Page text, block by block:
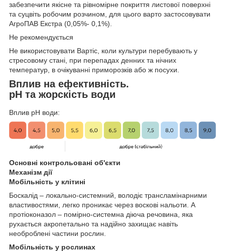
забезпечити якісне та рівномірне покриття листової поверхні
та суцвіть робочим розчином, для цього варто застосовувати
АгроПАВ Екстра (0,05%- 0,1%).
Не рекомендується
Не використовувати Вартіс, коли культури перебувають у
стресовому стані, при перепадах денних та нічних
температур, в очікуванні приморозків або ж посухи.
Вплив на ефективність.
pH та жорскість води
Вплив рH води:
Основні контрольовані об'єкти
Механізм дії
Мобільність у клітині
Боскалід – локально-системний, володіє трансламінарними
властивостями, легко проникає через воскові нальоти. А
протіоконазол – помірно-системна діюча речовина, яка
рухається акропетально та надійно захищає навіть
необроблені частини рослин.
Мобільність у рослинах